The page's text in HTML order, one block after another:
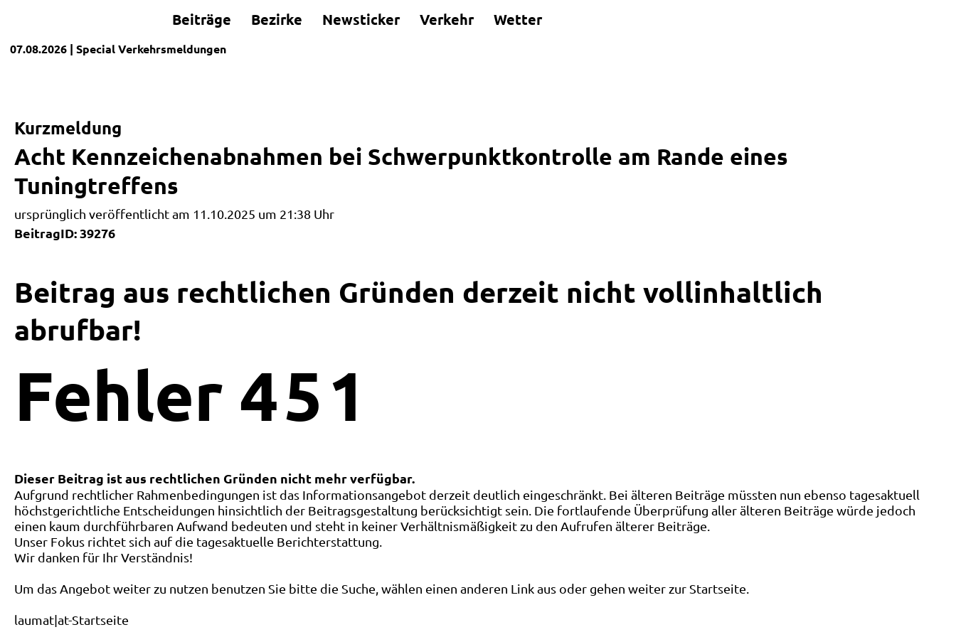
Beiträge Bezirke Newsticker Verkehr Wetter
07.08.2026 | SpecialVerkehrsmeldungen
Kurzmeldung
Acht Kennzeichenabnahmen bei Schwerpunktkontrolle am Rande eines
Tuningtreffens
ursprünglich veröffentlicht am 11.10.2025 um 21:38 Uhr
BeitragID: 39276
Beitrag aus rechtlichen Gründen derzeit nicht vollinhaltlich
abrufbar!
Fehler 4 5 1
Dieser Beitrag ist aus rechtlichen Gründen nicht mehr verfügbar.
Aufgrund rechtlicher Rahmenbedingungen ist das Informationsangebot derzeit deutlich eingeschränkt. Bei älteren Beiträge müssten nun ebenso tagesaktuell
höchstgerichtliche Entscheidungen hinsichtlich der Beitragsgestaltung berücksichtigt sein. Die fortlaufende Überprüfung aller älteren Beiträge würde jedoch
einen kaum durchführbaren Aufwand bedeuten und steht in keiner Verhältnismäßigkeit zu den Aufrufen älterer Beiträge.
Unser Fokus richtet sich auf die tagesaktuelle Berichterstattung.
Wir danken für Ihr Verständnis!
Um das Angebot weiter zu nutzen benutzen Sie bitte die Suche, wählen einen anderen Link aus oder gehen weiter zur Startseite.
laumat|at-Startseite